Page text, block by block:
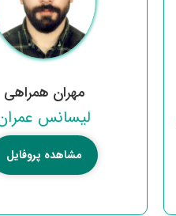
مهران همراهی
لیسانس
مشاهده پروفایل